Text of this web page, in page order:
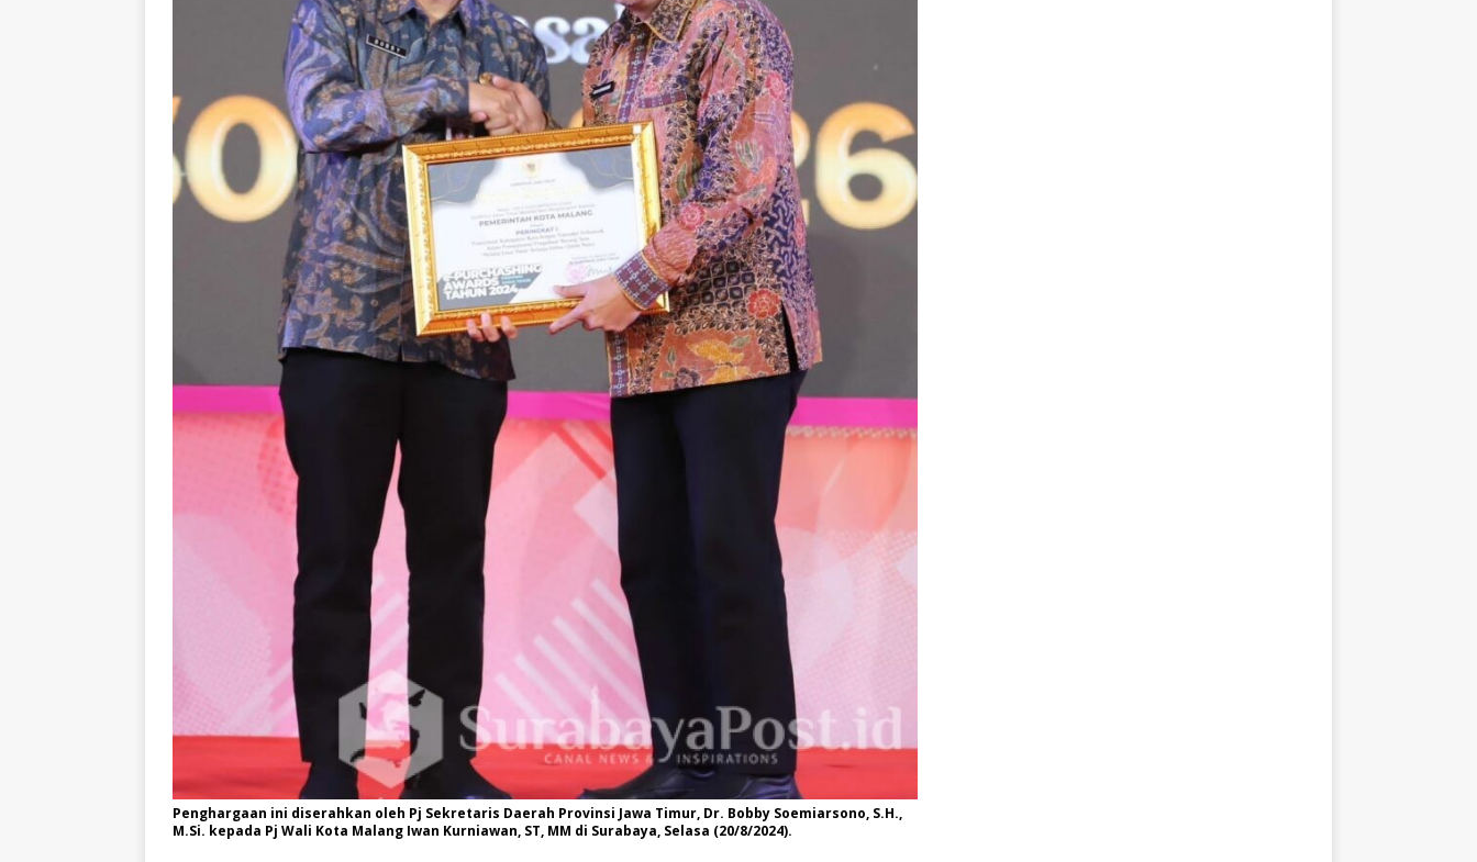
Penghargaan ini diserahkan oleh Pj Sekretaris Daerah Provinsi Jawa Timur, Dr. Bobby Soemiarsono, S.H.,
M.Si. kepada Pj Wali Kota Malang Iwan Kurniawan, ST, MM di Surabaya, Selasa (20/8/2024).